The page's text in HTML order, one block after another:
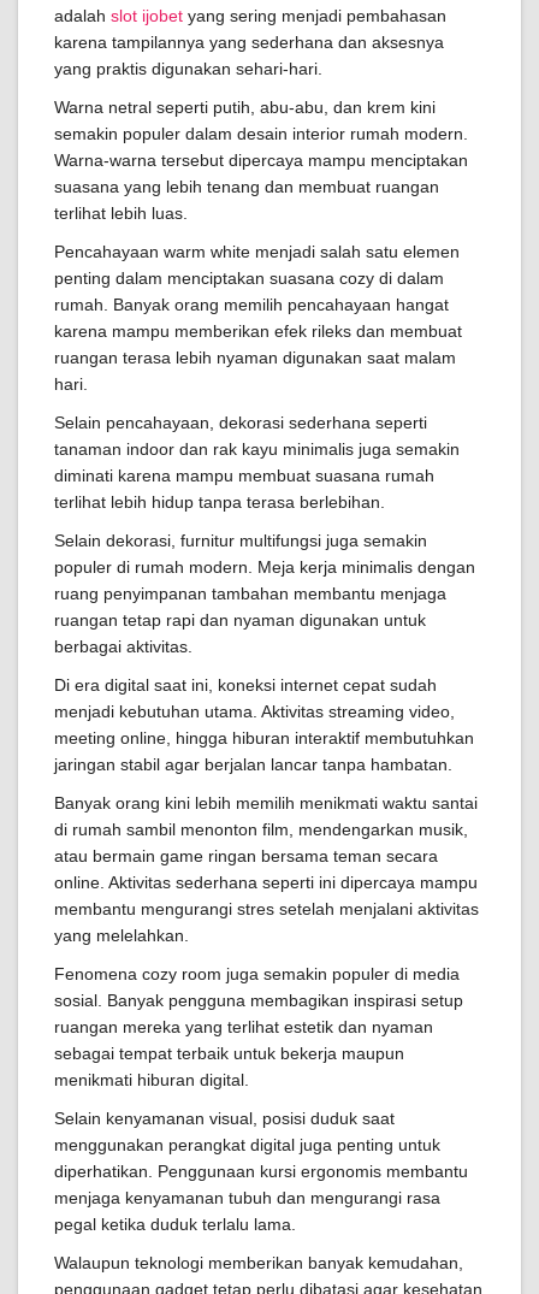
adalah slot ijobet yang sering menjadi pembahasan
karena tampilannya yang sederhana dan aksesnya
yang praktis digunakan sehari-hari.
Warna netral seperti putih, abu-abu, dan krem kini
semakin populer dalam desain interior rumah modern.
Warna-warna tersebut dipercaya mampu menciptakan
suasana yang lebih tenang dan membuat ruangan
terlihat lebih luas.
Pencahayaan warm white menjadi salah satu elemen
penting dalam menciptakan suasana cozy di dalam
rumah. Banyak orang memilih pencahayaan hangat
karena mampu memberikan efek rileks dan membuat
ruangan terasa lebih nyaman digunakan saat malam
hari.
Selain pencahayaan, dekorasi sederhana seperti
tanaman indoor dan rak kayu minimalis juga semakin
diminati karena mampu membuat suasana rumah
terlihat lebih hidup tanpa terasa berlebihan.
Selain dekorasi, furnitur multifungsi juga semakin
populer di rumah modern. Meja kerja minimalis dengan
ruang penyimpanan tambahan membantu menjaga
ruangan tetap rapi dan nyaman digunakan untuk
berbagai aktivitas.
Di era digital saat ini, koneksi internet cepat sudah
menjadi kebutuhan utama. Aktivitas streaming video,
meeting online, hingga hiburan interaktif membutuhkan
jaringan stabil agar berjalan lancar tanpa hambatan.
Banyak orang kini lebih memilih menikmati waktu santai
di rumah sambil menonton film, mendengarkan musik,
atau bermain game ringan bersama teman secara
online. Aktivitas sederhana seperti ini dipercaya mampu
membantu mengurangi stres setelah menjalani aktivitas
yang melelahkan.
Fenomena cozy room juga semakin populer di media
sosial. Banyak pengguna membagikan inspirasi setup
ruangan mereka yang terlihat estetik dan nyaman
sebagai tempat terbaik untuk bekerja maupun
menikmati hiburan digital.
Selain kenyamanan visual, posisi duduk saat
menggunakan perangkat digital juga penting untuk
diperhatikan. Penggunaan kursi ergonomis membantu
menjaga kenyamanan tubuh dan mengurangi rasa
pegal ketika duduk terlalu lama.
Walaupun teknologi memberikan banyak kemudahan,
penggunaan gadget tetap perlu dibatasi agar kesehatan